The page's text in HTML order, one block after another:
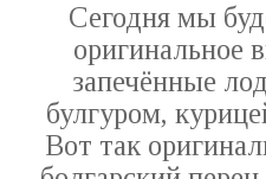
Сегодня мы
оригинальное
запечённые
булгуром,
Вот так